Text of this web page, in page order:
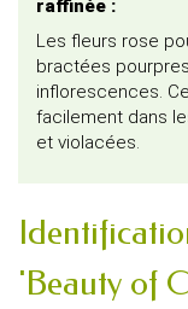
raffinée :
Les fleurs rose
bractées
inflorescences.
facilement dans
et violacées.
'Beauty of